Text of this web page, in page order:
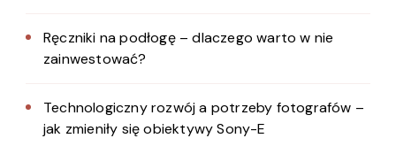
Ręczniki na podłogę – dlaczego warto w nie
zainwestować?
Technologiczny rozwój a potrzeby fotografów –
jak zmieniły się obiektywy Sony-E